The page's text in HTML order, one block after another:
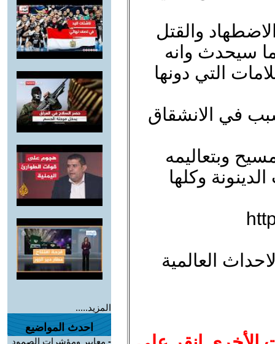
والقتل
سيحدث وانه
التي دونها
في الانشقاق
وبتعاليمه
وكلها
العالمية
المزيد.....
احدث المواضيع
- معايير ومؤشرات الصمود